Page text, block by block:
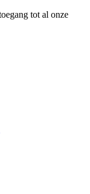
tot al onze